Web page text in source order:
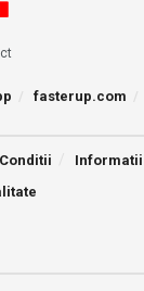
fasterup.com